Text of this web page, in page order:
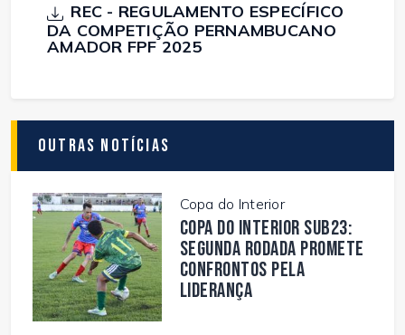
REC - REGULAMENTO ESPECÍFICO
DA COMPETIÇÃO PERNAMBUCANO
AMADOR FPF 2025
Outras Notícias
Copa do Interior
Copa do Interior Sub23:
segunda rodada promete
confrontos pela
liderança